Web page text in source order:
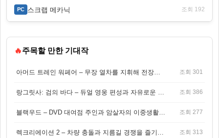
PC 스크랩 메카닉 조회 192
🔥주목할 만한 기대작
조회 301
조회 386
조회 277
조회 313